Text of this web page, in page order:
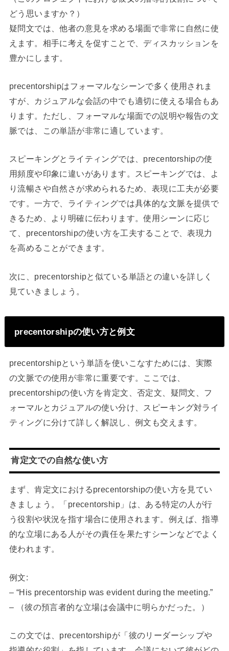
どう思いますか？）
疑問文では、他者の意見を求める場面で非常に自然に使
えます。相手に考えを促すことで、ディスカッションを
豊かにします。
precentorshipはフォーマルなシーンで多く使用されま
すが、カジュアルな会話の中でも適切に使える場合もあ
ります。ただし、フォーマルな場面での説明や報告の文
脈では、この単語が非常に適しています。
スピーキングとライティングでは、precentorshipの使
用頻度や印象に違いがあります。スピーキングでは、よ
り流暢さや自然さが求められるため、表現に工夫が必要
です。一方で、ライティングでは具体的な文脈を提供で
きるため、より明確に伝わります。使用シーンに応じ
て、precentorshipの使い方を工夫することで、表現力
を高めることができます。
次に、precentorshipと似ている単語との違いを詳しく
見ていきましょう。
precentorshipの使い方と例文
precentorshipという単語を使いこなすためには、実際
の文脈での使用が非常に重要です。ここでは、
precentorshipの使い方を肯定文、否定文、疑問文、フ
ォーマルとカジュアルの使い分け、スピーキング対ライ
ティングに分けて詳しく解説し、例文も交えます。
肯定文での自然な使い方
まず、肯定文におけるprecentorshipの使い方を見てい
きましょう。「precentorship」は、ある特定の人が行
う役割や状況を指す場合に使用されます。例えば、指導
的な立場にある人がその責任を果たすシーンなどでよく
使われます。
例文:
– “His precentorship was evident during the meeting.”
– （彼の預言者的な立場は会議中に明らかだった。）
この文では、precentorshipが「彼のリーダーシップや